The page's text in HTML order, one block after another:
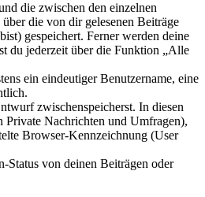
die zwischen den einzelnen
die von dir gelesenen Beiträge
gespeichert. Ferner werden deine
du jederzeit über die Funktion „Alle
ein eindeutiger Benutzername, eine
zwischenspeicherst. In diesen
Nachrichten und Umfragen),
Browser-Kennzeichnung (User
Status von deinen Beiträgen oder